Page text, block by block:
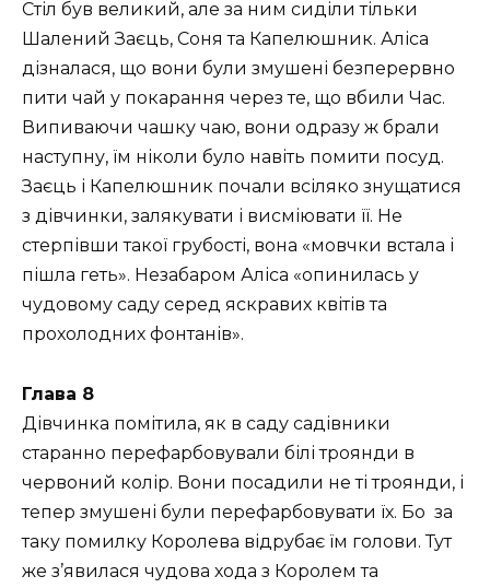
Стіл був великий, але за ним сиділи тільки
Шалений Заєць, Соня та Капелюшник. Аліса
дізналася, що вони були змушені безперервно
пити чай у покарання через те, що вбили Час.
Випиваючи чашку чаю, вони одразу ж брали
наступну, їм ніколи було навіть помити посуд.
Заєць і Капелюшник почали всіляко знущатися
з дівчинки, залякувати і висміювати її. Не
стерпівши такої грубості, вона «мовчки встала і
пішла геть». Незабаром Аліса «опинилась у
чудовому саду серед яскравих квітів та
прохолодних фонтанів».
Глава 8
Дівчинка помітила, як в саду садівники
старанно перефарбовували білі троянди в
червоний колір. Вони посадили не ті троянди, і
тепер змушені були перефарбовувати їх. Бо за
таку помилку Королева відрубає їм голови. Тут
же з’явилася чудова хода з Королем та